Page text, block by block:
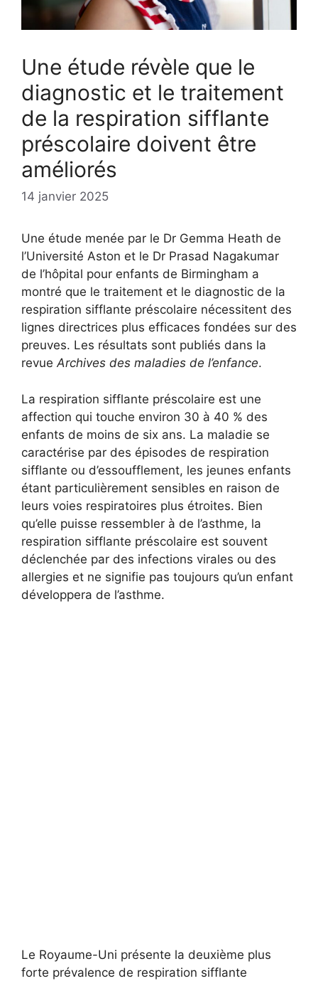
Une étude révèle que le
diagnostic et le traitement
de la respiration sifflante
préscolaire doivent être
améliorés
14 janvier 2025
Une étude menée par le Dr Gemma Heath de
l’Université Aston et le Dr Prasad Nagakumar
de l’hôpital pour enfants de Birmingham a
montré que le traitement et le diagnostic de la
respiration sifflante préscolaire nécessitent des
lignes directrices plus efficaces fondées sur des
preuves. Les résultats sont publiés dans la
revueArchives des maladies de l’enfance.
La respiration sifflante préscolaire est une
affection qui touche environ 30 à 40 % des
enfants de moins de six ans. La maladie se
caractérise par des épisodes de respiration
sifflante ou d’essoufflement, les jeunes enfants
étant particulièrement sensibles en raison de
leurs voies respiratoires plus étroites. Bien
qu’elle puisse ressembler à de l’asthme, la
respiration sifflante préscolaire est souvent
déclenchée par des infections virales ou des
allergies et ne signifie pas toujours qu’un enfant
développera de l’asthme.
Le Royaume-Uni présente la deuxième plus
forte prévalence de respiration sifflante